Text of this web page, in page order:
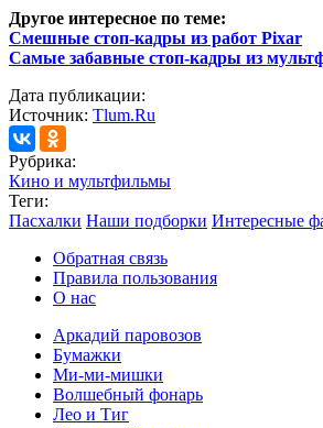
Другое интересное по теме:
Смешные стоп-кадры из работ Pixar
Самые забавные стоп-кадры из
Дата публикации:
Источник: Tlum.Ru
Рубрика:
Кино и мультфильмы
Теги:
Пасхалки Наши подборки Интересные
Обратная связь
Правила пользования
О нас
Аркадий паровозов
Бумажки
Ми-ми-мишки
Волшебный фонарь
Лео и Тиг